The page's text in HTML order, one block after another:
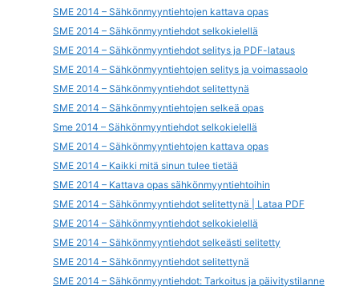
SME 2014 – Sähkönmyyntiehtojen kattava opas
SME 2014 – Sähkönmyyntiehdot selkokielellä
SME 2014 – Sähkönmyyntiehdot selitys ja PDF-lataus
SME 2014 – Sähkönmyyntiehtojen selitys ja voimassaolo
SME 2014 – Sähkönmyyntiehdot selitettynä
SME 2014 – Sähkönmyyntiehtojen selkeä opas
Sme 2014 – Sähkönmyyntiehdot selkokielellä
SME 2014 – Sähkönmyyntiehtojen kattava opas
SME 2014 – Kaikki mitä sinun tulee tietää
SME 2014 – Kattava opas sähkönmyyntiehtoihin
SME 2014 – Sähkönmyyntiehdot selitettynä | Lataa PDF
SME 2014 – Sähkönmyyntiehdot selkokielellä
SME 2014 – Sähkönmyyntiehdot selkeästi selitetty
SME 2014 – Sähkönmyyntiehdot selitettynä
SME 2014 – Sähkönmyyntiehdot: Tarkoitus ja päivitystilanne